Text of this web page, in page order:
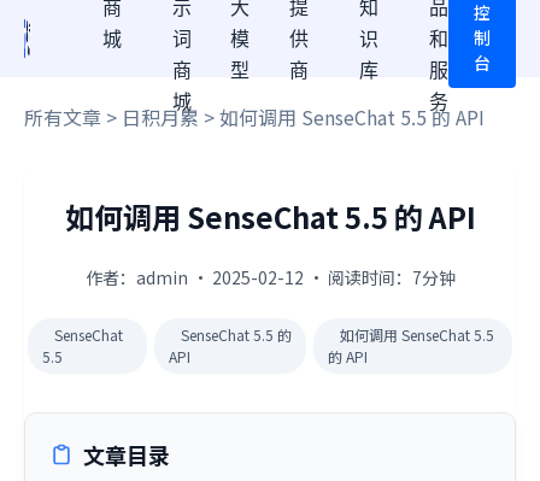
商
城
示
词
商
城
大
模
型
提
供
商
知
识
库
品
和
服
务
控
制
台
所有文章 > 日积月累 > 如何调用 SenseChat 5.5 的 API
如何调用 SenseChat 5.5 的 API
作者：admin · 2025-02-12 · 阅读时间：7分钟
SenseChat
5.5
SenseChat 5.5 的
API
如何调用 SenseChat 5.5
的 API
文章目录